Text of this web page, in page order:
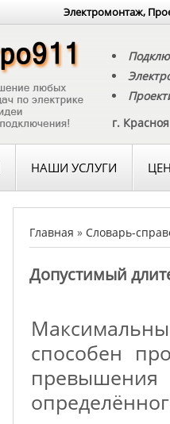
Электромонтаж,
г.
НАШИ УСЛУГИ
Главная » Словарь-
Допустимый
способен